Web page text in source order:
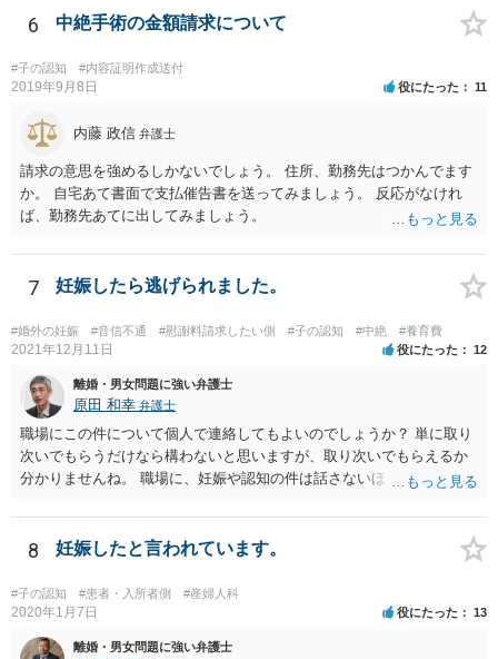
手方が妊娠について話し合いをしっかりしてくれない場合には、慰謝
料請求などもできる可能性があります。 いずれにせよ、親御さんとの
関わりが不可欠となると思われますので、一度話し合った上で、法律
事務所へ早めのご相談をされたほうがよろしいかと思います。
6 中絶手術の金額請求について
#子の認知 #内容証明作成送付
2019年9月8日 役にたった 11
内藤 政信 弁護士
請求の意思を強めるしかないでしょう。 住所、勤務先はつかんでます
か。 自宅あて書面で支払催告書を送ってみましょう。 反応がなけれ
ば、勤務先あてに出してみましょう。
7 妊娠したら逃げられました。
#婚外の妊娠 #音信不通 #慰謝料請求したい側 #子の認知 #中絶 #養育費
2021年12月11日 役にたった 12
離婚・男女問題に強い弁護士
原田 和幸 弁護士
職場にこの件について個人で連絡してもよいのでしょうか？ 単に取り
次いでもらうだけなら構わないと思いますが、取り次いでもらえるか
分かりませんね。 職場に、妊娠や認知の件は話さないほうがよいと思
難しいと思われれば、弁護士に入ってもらうことも検討されてくださ
い。 一度、お近くの弁護士に相談されてみてもよいと思います。
8 妊娠したと言われています。
#子の認知 #患者・入所者側 #産婦人科
2020年1月7日 役にたった 13
離婚・男女問題に強い弁護士